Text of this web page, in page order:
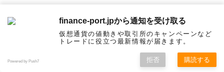
取引したい分の「数量」を選択して「購入」を押す
と、仮想通貨の取引ができます。
finance-port.jpから通知を受け取る
仮想通貨の値動きや取引所のキャンペーンなど
トレードに役立つ最新情報が届きます。
Powered by Push7 拒否 購読する